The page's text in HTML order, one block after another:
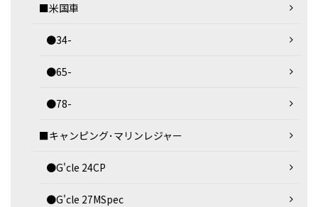
■米国車
●34-
●65-
●78-
■キャンピング･マリンレジャー
●G'cle 24CP
●G'cle 27MSpec